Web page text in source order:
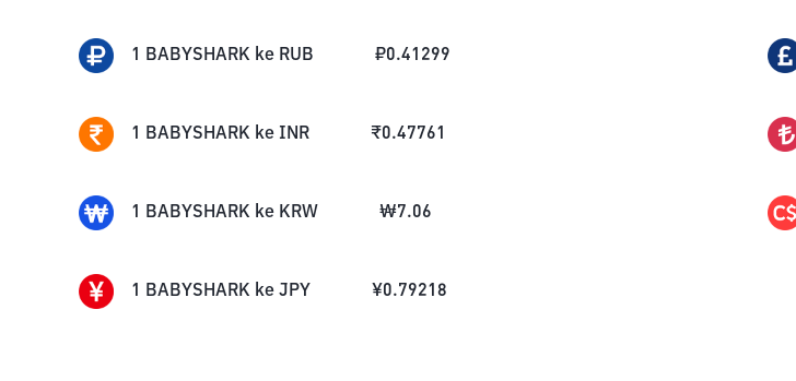
1 BABYSHARK ke RUB ₽0.41299
1 BABYSHARK ke INR ₹0.47761
1 BABYSHARK ke KRW ₩7.06
1 BABYSHARK ke JPY ¥0.79218